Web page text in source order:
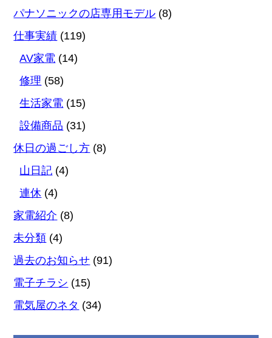
パナソニックの店専用モデル (8)
仕事実績 (119)
AV家電 (14)
修理 (58)
生活家電 (15)
設備商品 (31)
休日の過ごし方 (8)
山日記 (4)
連休 (4)
家電紹介 (8)
未分類 (4)
過去のお知らせ (91)
電子チラシ (15)
電気屋のネタ (34)